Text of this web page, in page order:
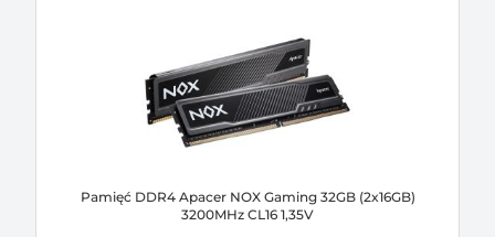
Pamięć DDR4 Apacer NOX Gaming 32GB (2x16GB)
3200MHz CL16 1,35V